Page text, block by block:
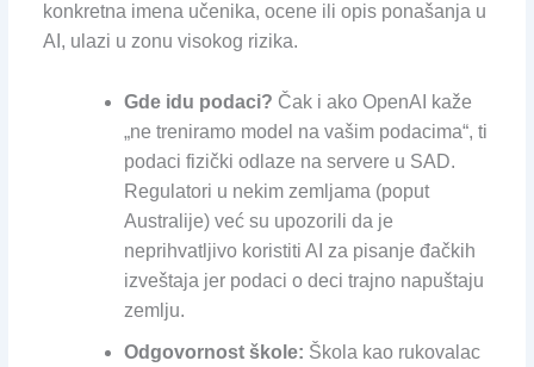
konkretna imena učenika, ocene ili opis ponašanja u
AI, ulazi u zonu visokog rizika.
Gde idu podaci? Čak i ako OpenAI kaže
„ne treniramo model na vašim podacima“, ti
podaci fizički odlaze na servere u SAD.
Regulatori u nekim zemljama (poput
Australije) već su upozorili da je
neprihvatljivo koristiti AI za pisanje đačkih
izveštaja jer podaci o deci trajno napuštaju
zemlju.
Odgovornost škole: Škola kao rukovalac